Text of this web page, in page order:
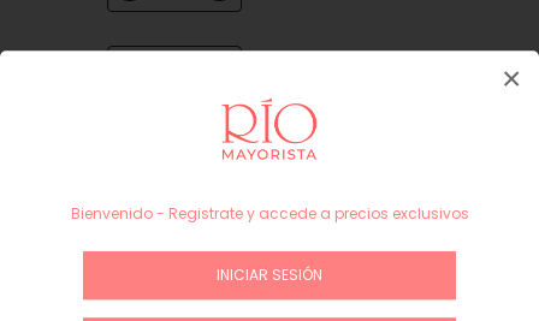
+
INICIAR SESIÓN / REGÍSTRATE
Bienvenido - Registrate y accede a precios exclusivos
INICIAR SESIÓN
×